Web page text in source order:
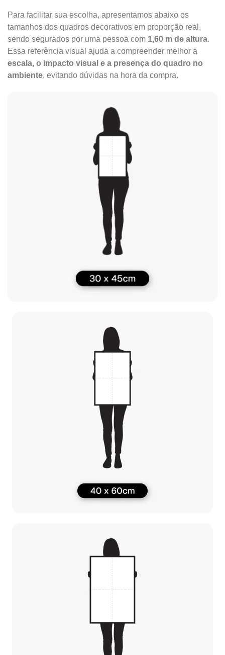
Para facilitar sua escolha, apresentamos abaixo os
tamanhos dos quadros decorativos em proporção real,
sendo segurados por uma pessoa com 1,60 m de altura.
Essa referência visual ajuda a compreender melhor a
escala, o impacto visual e a presença do quadro no
ambiente, evitando dúvidas na hora da compra.